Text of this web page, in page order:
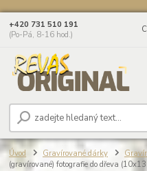
+420 731 510 191
(Po-Pá, 8-16 hod.)
Úvod Gravírované dárky
(gravírované) fotografie do dřeva